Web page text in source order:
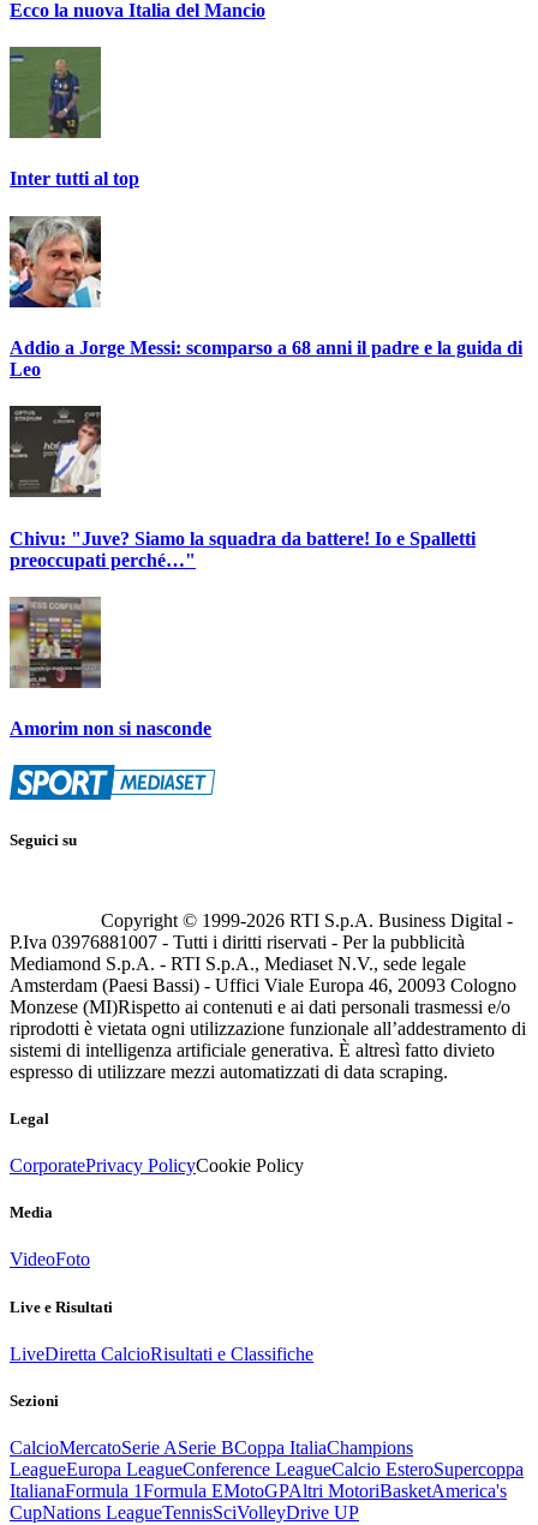
Ecco la nuova Italia del Mancio
Inter tutti al top
Addio a Jorge Messi: scomparso a 68 anni il padre e la guida di
Leo
Chivu: "Juve? Siamo la squadra da battere! Io e Spalletti
preoccupati perché…"
Amorim non si nasconde
Seguici su
Copyright © 1999-2026 RTI S.p.A. Business Digital -
P.Iva 03976881007 - Tutti i diritti riservati - Per la pubblicità
Mediamond S.p.A. - RTI S.p.A., Mediaset N.V., sede legale
Amsterdam (Paesi Bassi) - Uffici Viale Europa 46, 20093 Cologno
Monzese (MI)Rispetto ai contenuti e ai dati personali trasmessi e/o
riprodotti è vietata ogni utilizzazione funzionale all’addestramento di
sistemi di intelligenza artificiale generativa. È altresì fatto divieto
espresso di utilizzare mezzi automatizzati di data scraping.
Legal
CorporatePrivacy PolicyCookie Policy
Media
VideoFoto
Live e Risultati
LiveDiretta CalcioRisultati e Classifiche
Sezioni
CalcioMercatoSerie ASerie BCoppa ItaliaChampions
LeagueEuropa LeagueConference LeagueCalcio EsteroSupercoppa
ItalianaFormula 1Formula EMotoGPAltri MotoriBasketAmerica's
CupNations LeagueTennisSciVolleyDrive UP